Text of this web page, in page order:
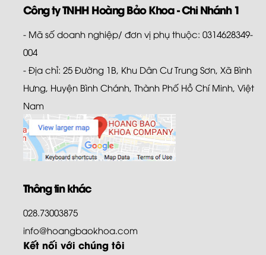
Công ty TNHH Hoàng Bảo Khoa - Chi Nhánh 1
- Mã số doanh nghiệp/ đơn vị phụ thuộc: 0314628349-
004
- Địa chỉ: 25 Đường 1B, Khu Dân Cư Trung Sơn, Xã Bình
Hưng, Huyện Bình Chánh, Thành Phố Hồ Chí Minh, Việt
Nam
Thông tin khác
028.73003875
info@hoangbaokhoa.com
Kết nối với chúng tôi